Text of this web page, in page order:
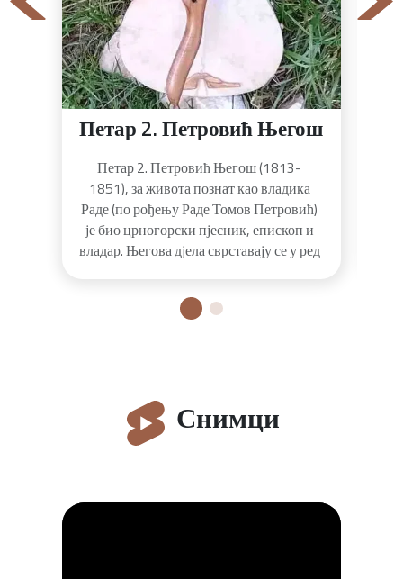
Петар 2. Петровић Његош
Петар 2. Петровић Његош (1813-
1851), за живота познат као владика
Раде (по рођењу Раде Томов Петровић)
је био црногорски пјесник, епископ и
владар. Његова дјела сврставају се у ред
манастира и постао духовни и
Снимци